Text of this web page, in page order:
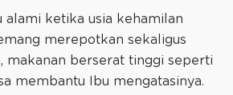
alami ketika usia kehamilan
merepotkan sekaligus
makanan berserat tinggi seperti
membantu Ibu mengatasinya.